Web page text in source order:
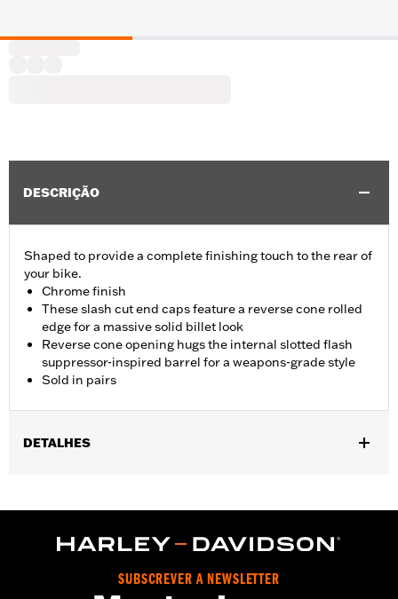
DESCRIÇÃO
Shaped to provide a complete finishing touch to the rear of
your bike.
Chrome finish
These slash cut end caps feature a reverse cone rolled
edge for a massive solid billet look
Reverse cone opening hugs the internal slotted flash
suppressor-inspired barrel for a weapons-grade style
Sold in pairs
DETALHES
Installation Instructions
Material Diameter UOM:Inches
SUBSCREVER A NEWSLETTER